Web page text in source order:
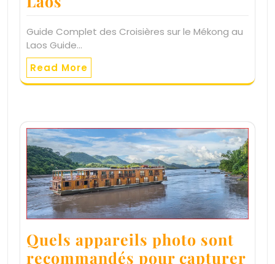
Guide Complet des Croisières sur le Mékong au
Laos Guide…
Read More
Quels appareils photo sont
recommandés pour capturer